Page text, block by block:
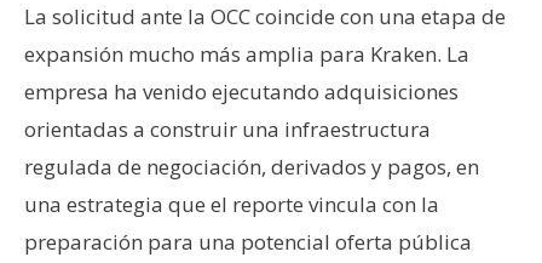
La solicitud ante la OCC coincide con una etapa de
expansión mucho más amplia para Kraken. La
empresa ha venido ejecutando adquisiciones
orientadas a construir una infraestructura
regulada de negociación, derivados y pagos, en
una estrategia que el reporte vincula con la
preparación para una potencial oferta pública